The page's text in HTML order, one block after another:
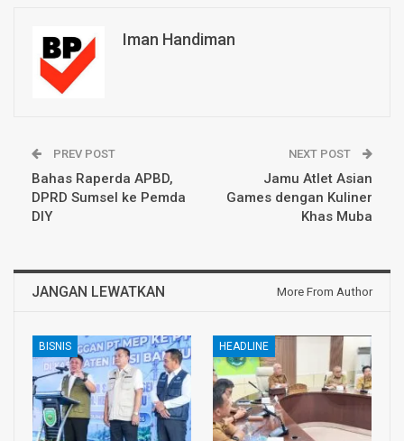
Iman Handiman
PREV POST
Bahas Raperda APBD,
DPRD Sumsel ke Pemda
DIY
NEXT POST
Jamu Atlet Asian
Games dengan Kuliner
Khas Muba
JANGAN LEWATKAN More From Author
BISNIS HEADLINE